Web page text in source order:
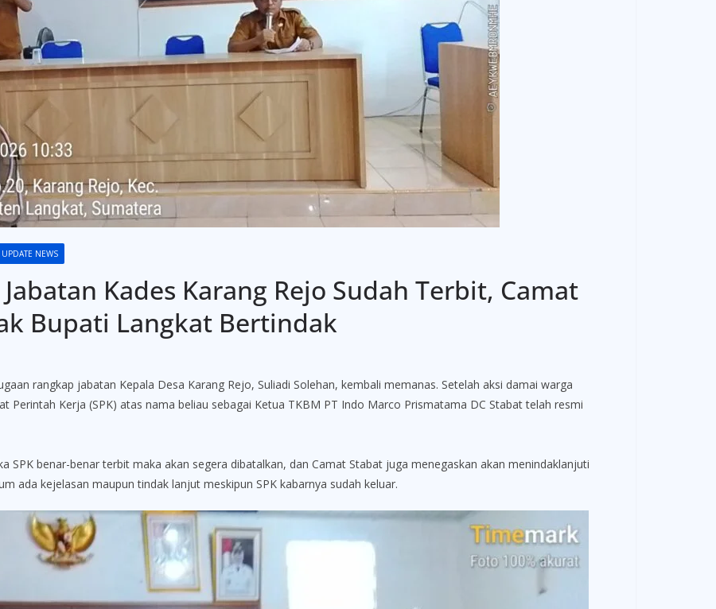
UPDATE NEWS
Kades Karang Rejo Sudah Terbit, Camat
Bupati Langkat Bertindak
rangkap jabatan Kepala Desa Karang Rejo, Suliadi Solehan, kembali memanas. Setelah aksi damai warga
Perintah Kerja (SPK) atas nama beliau sebagai Ketua TKBM PT Indo Marco Prismatama DC Stabat telah resmi
SPK benar-benar terbit maka akan segera dibatalkan, dan Camat Stabat juga menegaskan akan menindaklanjuti
ada kejelasan maupun tindak lanjut meskipun SPK kabarnya sudah keluar.